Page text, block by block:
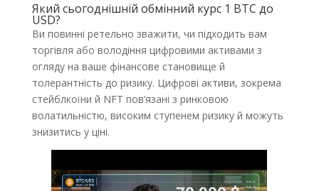
Який сьогоднішній обмінний курс 1 BTC до
USD?
Ви повинні ретельно зважити, чи підходить вам
торгівля або володіння цифровими активами з
огляду на ваше фінансове становище й
толерантність до ризику. Цифрові активи, зокрема
стейблкоїни й NFT пов’язані з ринковою
волатильністю, високим ступенем ризику й можуть
знизитись у ціні.